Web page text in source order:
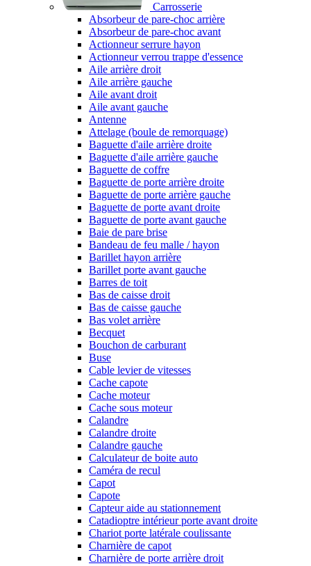
Carrosserie
Absorbeur de pare-choc arrière
Absorbeur de pare-choc avant
Actionneur serrure hayon
Actionneur verrou trappe d'essence
Aile arrière droit
Aile arrière gauche
Aile avant droit
Aile avant gauche
Antenne
Attelage (boule de remorquage)
Baguette d'aile arrière droite
Baguette d'aile arrière gauche
Baguette de coffre
Baguette de porte arrière droite
Baguette de porte arrière gauche
Baguette de porte avant droite
Baguette de porte avant gauche
Baie de pare brise
Bandeau de feu malle / hayon
Barillet hayon arrière
Barillet porte avant gauche
Barres de toit
Bas de caisse droit
Bas de caisse gauche
Bas volet arrière
Becquet
Bouchon de carburant
Buse
Cable levier de vitesses
Cache capote
Cache moteur
Cache sous moteur
Calandre
Calandre droite
Calandre gauche
Calculateur de boite auto
Caméra de recul
Capot
Capote
Capteur aide au stationnement
Catadioptre intérieur porte avant droite
Chariot porte latérale coulissante
Charnière de capot
Charnière de porte arrière droit